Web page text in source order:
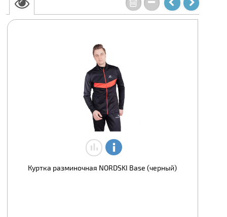
Куртка разминочная NORDSKI Base (черный)